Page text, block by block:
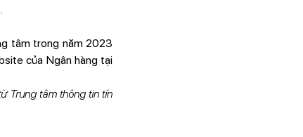
tâm trong năm 2023
của Ngân hàng tại
Trung tâm thông tin tín